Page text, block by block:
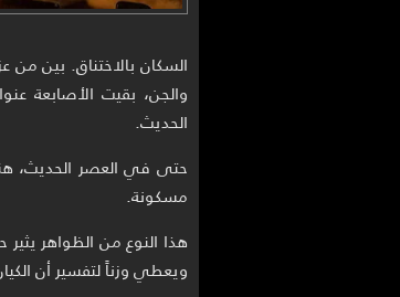
السكان بالاختناق. بين من
والجن، بقيت الأصابعة
الحديث.
حتى في العصر الحديث،
مسكونة.
هذا النوع من الظواهر
ويعطي وزناً لتفسير أن